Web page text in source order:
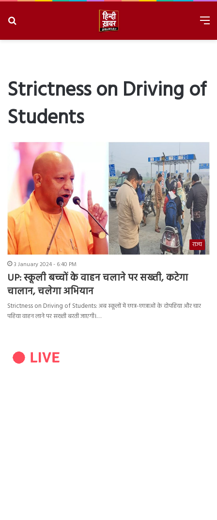
Strictness on Driving of
Students
राज्य
3 January 2024 - 6:40 PM
UP: स्कूली बच्चों के वाहन चलाने पर सख्ती, कटेगा
चालान, चलेगा अभियान
Strictness on Driving of Students: अब स्कूलों में छात्र-छात्राओं के दोपहिया और चार
पहिया वाहन लाने पर सख्ती बरती जाएगी।…